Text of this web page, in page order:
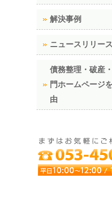
解決事例
ニュースリリース
債務整理・破産
門ホームページ
由